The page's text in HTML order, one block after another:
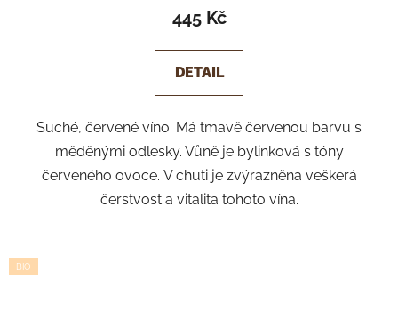
hodnocení
5,0
5
hvězdiček.
445 Kč
DETAIL
Suché, červené víno. Má tmavě červenou barvu s
měděnými odlesky. Vůně je bylinková s tóny
červeného ovoce. V chuti je zvýrazněna veškerá
čerstvost a vitalita tohoto vína.
BIO